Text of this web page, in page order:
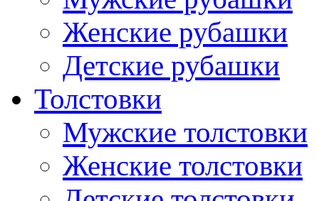
Женские рубашки
Детские рубашки
Толстовки
Мужские толстовки
Женские толстовки